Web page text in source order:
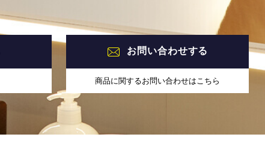
お問い合わせする
商品に関するお問い合わせはこちら